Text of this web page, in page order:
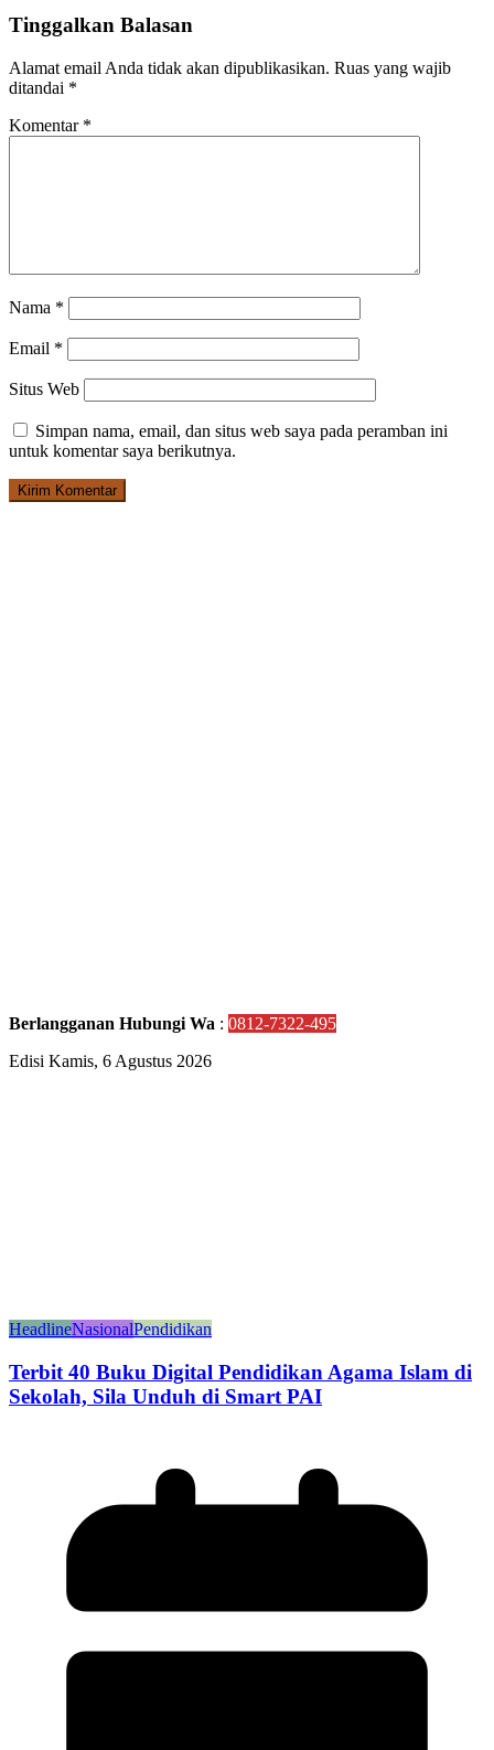
Tinggalkan Balasan
Alamat email Anda tidak akan dipublikasikan. Ruas yang wajib
ditandai *
Komentar *
Nama *
Email *
Situs Web
Simpan nama, email, dan situs web saya pada peramban ini
untuk komentar saya berikutnya.
Berlangganan Hubungi Wa : 0812-7322-495
Edisi Kamis, 6 Agustus 2026
HeadlineNasionalPendidikan
Terbit 40 Buku Digital Pendidikan Agama Islam di
Sekolah, Sila Unduh di Smart PAI